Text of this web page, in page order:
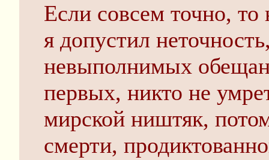
Если совсем точно,
я допустил
невыполнимых
первых, никто не
мирской ништяк,
смерти,